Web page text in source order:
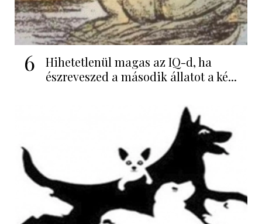
6
Hihetetlenül magas az IQ-d, ha
észreveszed a második állatot a ké...